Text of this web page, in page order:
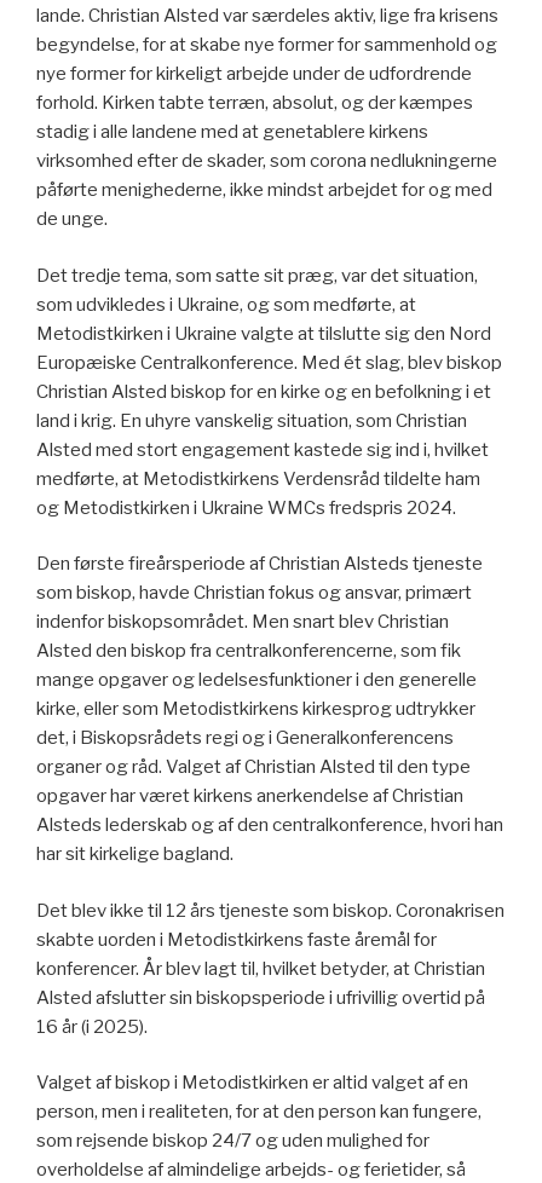
lande. Christian Alsted var særdeles aktiv, lige fra krisens
begyndelse, for at skabe nye former for sammenhold og
nye former for kirkeligt arbejde under de udfordrende
forhold. Kirken tabte terræn, absolut, og der kæmpes
stadig i alle landene med at genetablere kirkens
virksomhed efter de skader, som corona nedlukningerne
påførte menighederne, ikke mindst arbejdet for og med
de unge.
Det tredje tema, som satte sit præg, var det situation,
som udvikledes i Ukraine, og som medførte, at
Metodistkirken i Ukraine valgte at tilslutte sig den Nord
Europæiske Centralkonference. Med ét slag, blev biskop
Christian Alsted biskop for en kirke og en befolkning i et
land i krig. En uhyre vanskelig situation, som Christian
Alsted med stort engagement kastede sig ind i, hvilket
medførte, at Metodistkirkens Verdensråd tildelte ham
og Metodistkirken i Ukraine WMCs fredspris 2024.
Den første fireårsperiode af Christian Alsteds tjeneste
som biskop, havde Christian fokus og ansvar, primært
indenfor biskopsområdet. Men snart blev Christian
Alsted den biskop fra centralkonferencerne, som fik
mange opgaver og ledelsesfunktioner i den generelle
kirke, eller som Metodistkirkens kirkesprog udtrykker
det, i Biskopsrådets regi og i Generalkonferencens
organer og råd. Valget af Christian Alsted til den type
opgaver har været kirkens anerkendelse af Christian
Alsteds lederskab og af den centralkonference, hvori han
har sit kirkelige bagland.
Det blev ikke til 12 års tjeneste som biskop. Coronakrisen
skabte uorden i Metodistkirkens faste åremål for
konferencer. År blev lagt til, hvilket betyder, at Christian
Alsted afslutter sin biskopsperiode i ufrivillig overtid på
16 år (i 2025).
Valget af biskop i Metodistkirken er altid valget af en
person, men i realiteten, for at den person kan fungere,
som rejsende biskop 24/7 og uden mulighed for
overholdelse af almindelige arbejds- og ferietider, så